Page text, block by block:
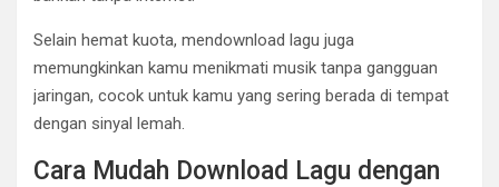
Selain hemat kuota, mendownload lagu juga
memungkinkan kamu menikmati musik tanpa gangguan
jaringan, cocok untuk kamu yang sering berada di tempat
dengan sinyal lemah.
Cara Mudah Download Lagu dengan